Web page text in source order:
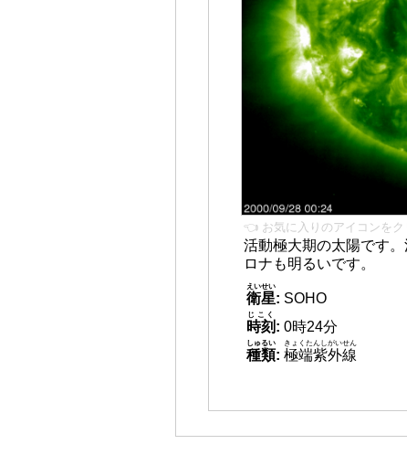
👈 お気に入りのアイコンをク
活動極大期の太陽です
ロナも明るいです。
衛星
えいせい
: SOHO
時刻
じこく
: 0時24分
種類
しゅるい
: 極端紫外線
きょくたんしがいせん